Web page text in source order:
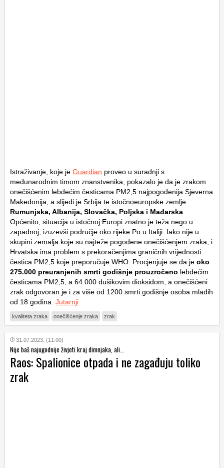
Istraživanje, koje je Guardian proveo u suradnji s
međunarodnim timom znanstvenika, pokazalo je da je zrakom
onečišćenim lebdećim česticama PM2,5 najpogođenija Sjeverna
Makedonija, a slijedi je Srbija te istočnoeuropske zemlje
Rumunjska, Albanija, Slovačka, Poljska i Mađarska.
Općenito, situacija u istočnoj Europi znatno je teža nego u
zapadnoj, izuzevši područje oko rijeke Po u Italiji. Iako nije u
skupini zemalja koje su najteže pogođene onečišćenjem zraka, i
Hrvatska ima problem s prekoračenjima graničnih vrijednosti
čestica PM2,5 koje preporučuje WHO. Procjenjuje se da je oko
275.000 preuranjenih smrti godišnje prouzročeno lebdećim
česticama PM2,5, a 64.000 dušikovim dioksidom, a onečišćeni
zrak odgovoran je i za više od 1200 smrti godišnje osoba mlađih
od 18 godina. Jutarnji
kvaliteta zraka onečišćenje zraka zrak
31.07.2023. (11:00)
Nije baš najugodnije živjeti kraj dimnjaka, ali...
Raos: Spalionice otpada i ne zagađuju toliko
zrak